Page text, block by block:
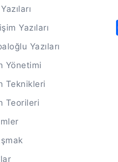
Yazıları
Yazıları
Yönetimi
Teknikleri
Teorileri